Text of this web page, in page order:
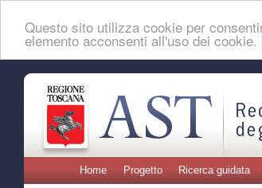
Questo sito utilizza cookie per
elemento acconsenti all'uso dei cookie.
Home Progetto Ricerca guidata